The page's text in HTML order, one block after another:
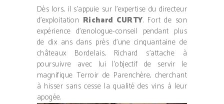
Dès lors, il s’appuie sur l’expertise du directeur
d’exploitation Richard CURTY. Fort de son
expérience d’œnologue-conseil pendant plus
de dix ans dans près d’une cinquantaine de
châteaux Bordelais, Richard s’attache à
poursuivre avec lui l’objectif de servir le
magnifique Terroir de Parenchère, cherchant
à hisser sans cesse la qualité des vins à leur
apogée.